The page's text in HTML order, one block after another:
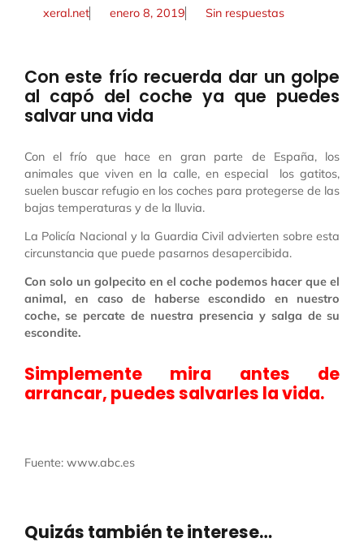
xeral.net enero 8, 2019 Sin respuestas
Con este frío recuerda dar un golpe
al capó del coche ya que puedes
salvar una vida
Con el frío que hace en gran parte de España, los
animales que viven en la calle, en especial los gatitos,
suelen buscar refugio en los coches para protegerse de las
bajas temperaturas y de la lluvia.
La Policía Nacional y la Guardia Civil advierten sobre esta
circunstancia que puede pasarnos desapercibida.
Con solo un golpecito en el coche podemos hacer que el
animal, en caso de haberse escondido en nuestro
coche, se percate de nuestra presencia y salga de su
escondite.
Simplemente mira antes de
arrancar, puedes salvarles la vida.
Fuente: www.abc.es
Quizás también te interese…